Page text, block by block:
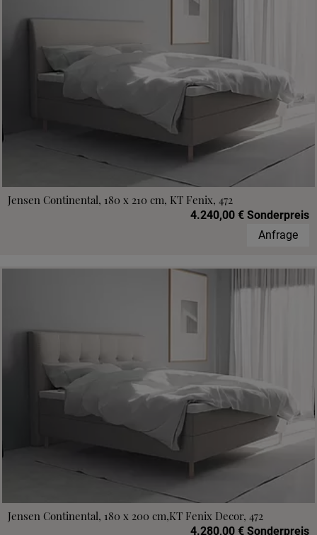
Jensen Continental, 180 x 210 cm, KT Fenix, 472
4.240,00 € Sonderpreis
Anfrage
Jensen Continental, 180 x 200 cm,KT Fenix Decor, 472
4.280,00 € Sonderpreis